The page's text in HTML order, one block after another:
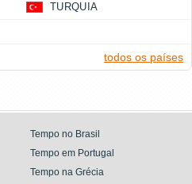
TURQUIA
todos os países
Tempo no Brasil
Tempo em Portugal
Tempo na Grécia